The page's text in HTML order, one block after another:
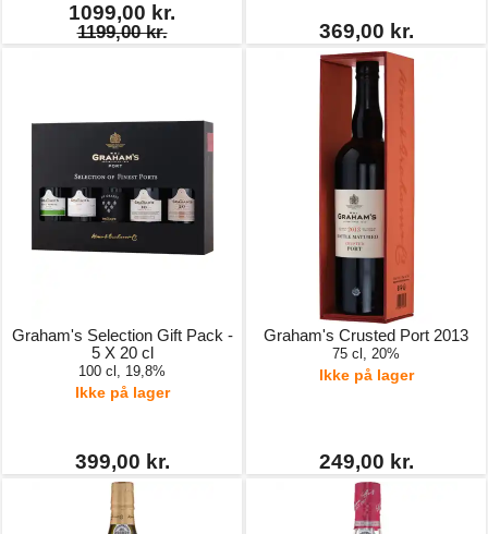
1099,00 kr.
1199,00 kr. 369,00 kr.
Graham's Selection Gift Pack -
5 X 20 cl
100 cl, 19,8%
Ikke på lager
399,00 kr.
Graham's Crusted Port 2013
75 cl, 20%
Ikke på lager
249,00 kr.